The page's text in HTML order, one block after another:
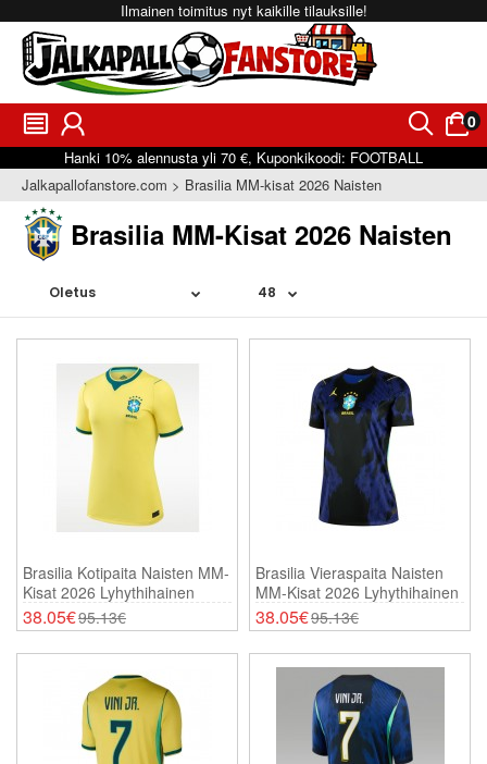
Ilmainen toimitus nyt kaikille tilauksille!
󰂩 󰃳 󰂨 0
󰃠
Hanki 10% alennusta yli 70 €, Kuponkikoodi: FOOTBALL
Jalkapallofanstore.com
Brasilia MM-kisat 2026 Naisten
Brasilia MM-Kisat 2026 Naisten
Brasilia Kotipaita Naisten MM-
Kisat 2026 Lyhythihainen
38.05€95.13€
Brasilia Vieraspaita Naisten
MM-Kisat 2026 Lyhythihainen
38.05€95.13€